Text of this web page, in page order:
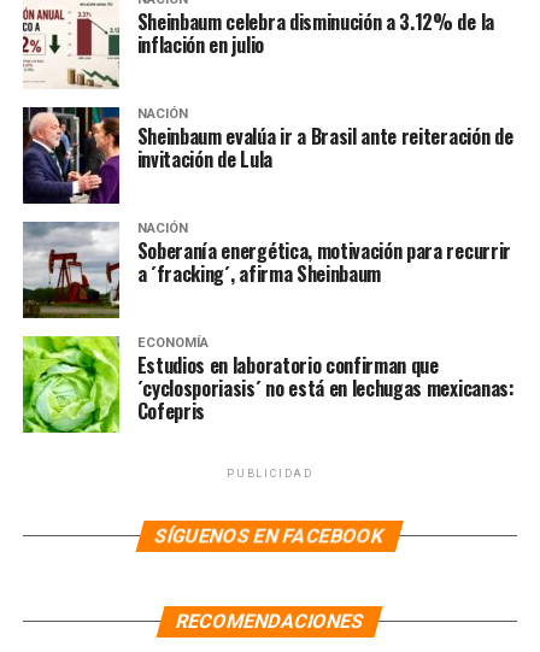
para que evalúen el nivel de oxigenación de su sangre.
Finalmente, la exdelegada de Tlalpan dio a conocer el
obligatorio en los Centros de Salud públicos y privados,
esto para darles seguimiento a los casos a la distancia
mediante la incorporación de 25 médicos al sistema de
NOTAS RELACIONADAS: CDMX CLAUDIA SHEINBAUM
SIGUIENTE
«Difícil que la CDMX pase a semáforo naranja esta
semana»: Claudia Sheinbaum
NO TE PIERDAS
Registra la CDMX otro sismo, ahora con epicentro en
Sheinbaum celebra disminución a 3.12% de la
inflación en julio
NACIÓN
Sheinbaum evalúa ir a Brasil ante reiteración de
invitación de Lula
NACIÓN
Soberanía energética, motivación para recurrir
a ´fracking´, afirma Sheinbaum
ECONOMÍA
Estudios en laboratorio confirman que
´cyclosporiasis´ no está en lechugas mexicanas:
Cofepris
PUBLICIDAD
SÍGUENOS EN FACEBOOK
RECOMENDACIONES